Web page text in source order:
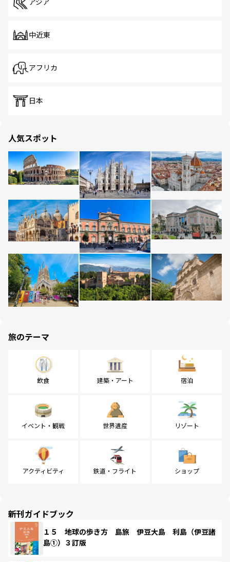
アジア
中近東
アフリカ
日本
人気スポット
旅のテーマ
飲食 建築・アート 宿泊
イベント・観戦 世界遺産 リゾート
アクティビティ 鉄道・フライト ショップ
新刊ガイドブック
１５ 地球の歩き方 島旅 伊豆大島 利島（伊豆諸
島①）３訂版